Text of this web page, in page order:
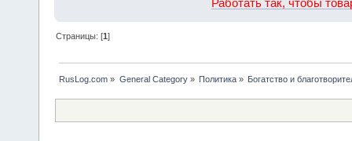
Страницы: [1]
RusLog.com » General Category» Политика» Богатство и